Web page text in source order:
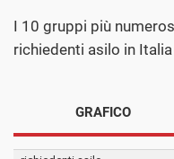
I 10 gruppi più
richiedenti asilo in
GRAFICO